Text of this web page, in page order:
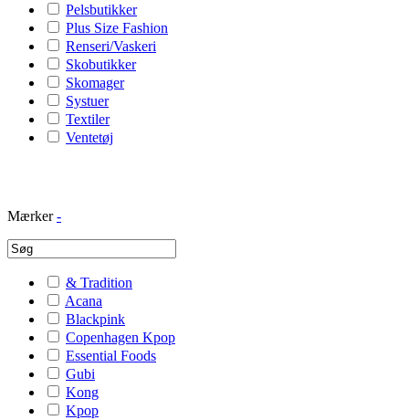
Pelsbutikker
Plus Size Fashion
Renseri/Vaskeri
Skobutikker
Skomager
Systuer
Textiler
Ventetøj
Mærker -
& Tradition
Acana
Blackpink
Copenhagen Kpop
Essential Foods
Gubi
Kong
Kpop